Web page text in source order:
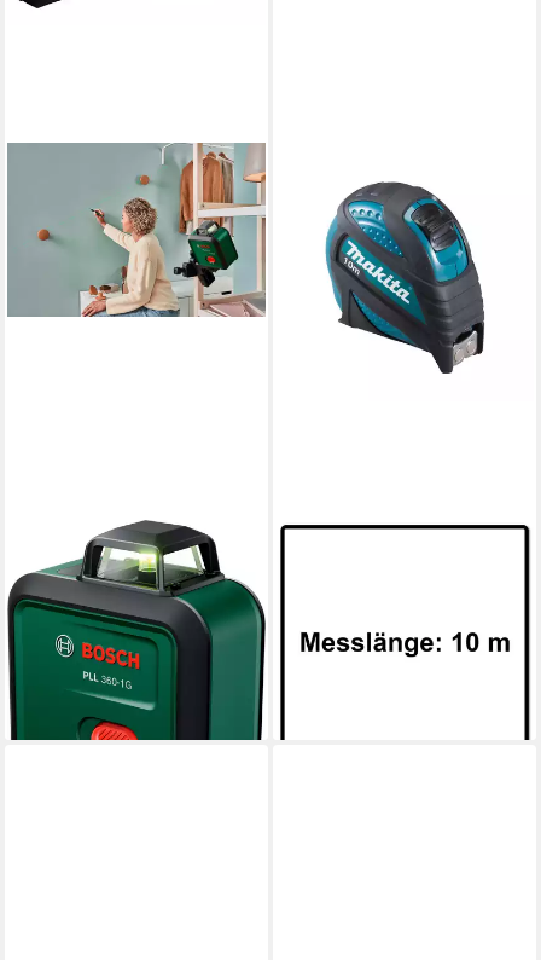
BOSCH HOME & GARDEN
Linienlaser PLL 360-1G UNI,
(Set), mit Stativ und
eingebautem Akku
153,40 € UVP167,99 €
lieferbar - in 3-4 Werktagen bei dir
magnetischen Haken
ab 21,82 €